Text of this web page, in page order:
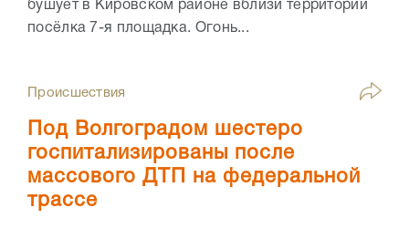
бушует в Кировском районе вблизи территории
посёлка 7-я площадка. Огонь...
Происшествия
Под Волгоградом шестеро
госпитализированы после
массового ДТП на федеральной
трассе